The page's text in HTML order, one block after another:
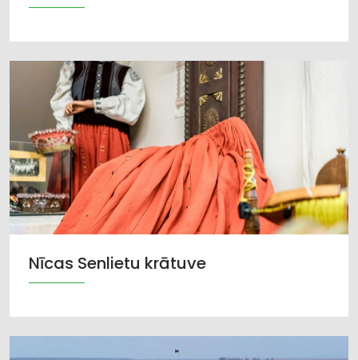
Nīcas Senlietu krātuve